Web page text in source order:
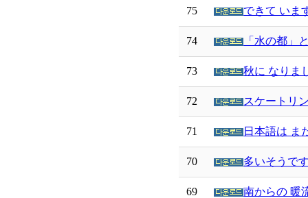
75 できて いま
74 「水の都」
73 秋に なりま
72 スケートリ
71 日本語は ま
70 多いそうで
69 南からの 暖